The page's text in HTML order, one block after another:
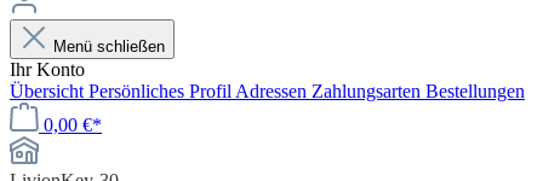
Menü schließen
Ihr Konto
Übersicht Persönliches Profil Adressen Zahlungsarten Bestellungen
0,00 €*